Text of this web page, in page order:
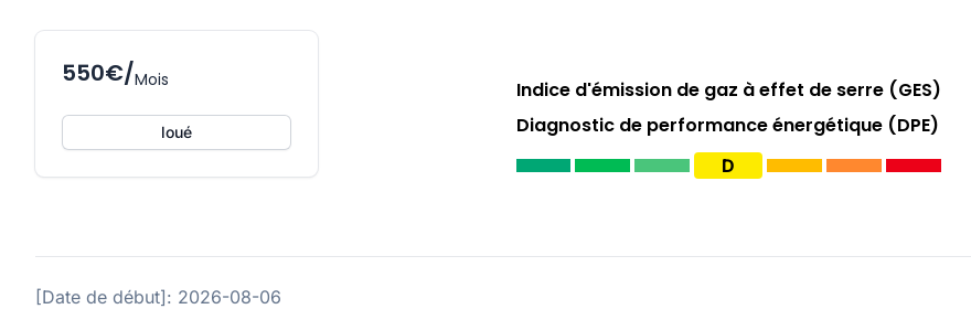
550€/Mois
loué
Indice d'émission de gaz à effet de serre (GES)
Diagnostic de performance énergétique (DPE)
D
[Date de début]: 2026-08-06